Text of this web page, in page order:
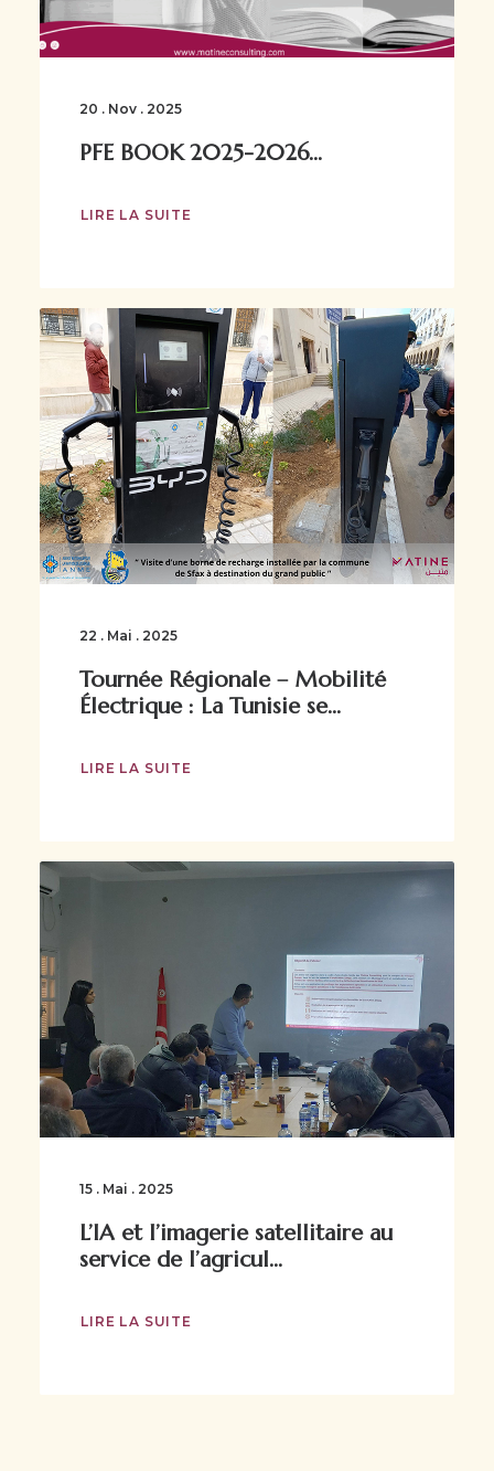
20 . Nov . 2025
PFE BOOK 2025-2026...
LIRE LA SUITE
22 . Mai . 2025
Tournée Régionale – Mobilité
Électrique : La Tunisie se...
LIRE LA SUITE
15 . Mai . 2025
L’IA et l’imagerie satellitaire au
service de l’agricul...
LIRE LA SUITE